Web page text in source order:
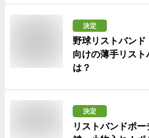
決定
野球リストバン
向けの薄手リス
は？
決定
リストバンドポ